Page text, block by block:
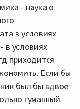
- наука о
в условиях
в условиях
приходится
Если бы
был бы вдвое
гуманный